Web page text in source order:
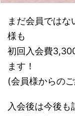
まだ会員では
様も
初回入会費
ます！
(会員様からの
入会後は今後も